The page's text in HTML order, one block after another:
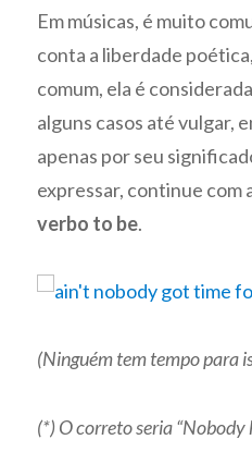
Em músicas, é muito
conta a liberdade
comum, ela é
alguns casos até vulgar,
apenas por seu
expressar, continue com
verbo to be.
(Ninguém tem tempo para
(*) O correto seria